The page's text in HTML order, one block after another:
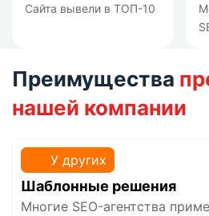
Сайта вывели в ТОП-10
Преимущества
нашей компании
У других
Шаблонные решения
Многие SEO-агентства